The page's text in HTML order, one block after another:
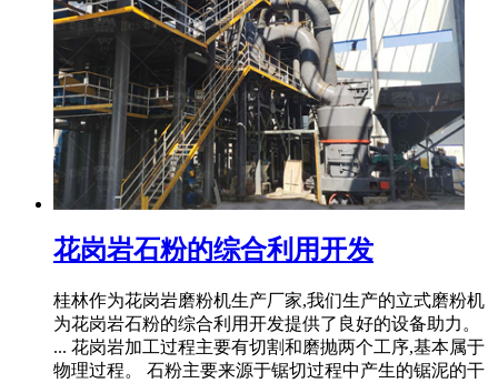
花岗岩石粉的综合利用开发
桂林作为花岗岩磨粉机生产厂家,我们生产的立式磨粉机
为花岗岩石粉的综合利用开发提供了良好的设备助力。
... 花岗岩加工过程主要有切割和磨抛两个工序,基本属于
物理过程。 石粉主要来源于锯切过程中产生的锯泥的干